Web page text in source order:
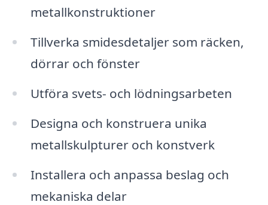
metallkonstruktioner
Tillverka smidesdetaljer som räcken,
dörrar och fönster
Utföra svets- och lödningsarbeten
Designa och konstruera unika
metallskulpturer och konstverk
Installera och anpassa beslag och
mekaniska delar